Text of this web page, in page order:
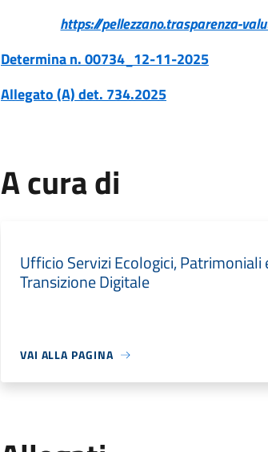
https://pellezzano.trasparenza-
Determina n. 00734_12-11-2025
Allegato (A) det. 734.2025
A cura di
Ufficio Servizi Ecologici, Patrimoniali
Transizione Digitale
VAI ALLA PAGINA